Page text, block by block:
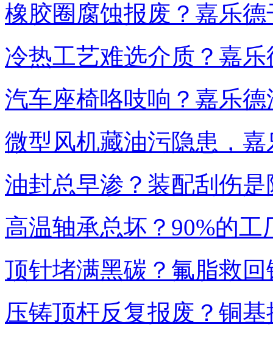
橡胶圈腐蚀报废？嘉乐
冷热工艺难选介质？嘉
汽车座椅咯吱响？嘉乐
微型风机藏油污隐患，
油封总早渗？装配刮伤
高温轴承总坏？90%的
顶针堵满黑碳？氟脂救
压铸顶杆反复报废？铜